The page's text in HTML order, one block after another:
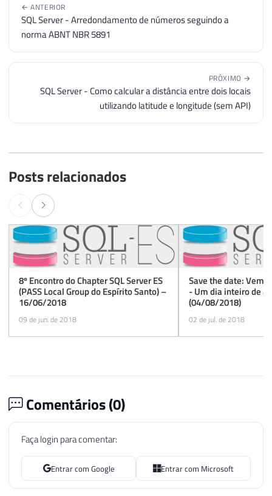
← ANTERIOR
SQL Server - Arredondamento de números seguindo a
norma ABNT NBR 5891
PRÓXIMO →
SQL Server - Como calcular a distância entre dois locais
utilizando latitude e longitude (sem API)
Posts relacionados
8º Encontro do Chapter SQL Server ES
(PASS Local Group do Espírito Santo) –
16/06/2018
09 de jun. de 2018
Save the date: Vem
- Um dia inteiro de
(04/08/2018)
02 de jul. de 2018
Comentários (0)
Faça login para comentar:
Entrar com Google Entrar com Microsoft